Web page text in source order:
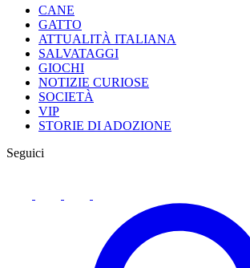
CANE
GATTO
ATTUALITÀ ITALIANA
SALVATAGGI
GIOCHI
NOTIZIE CURIOSE
SOCIETÀ
VIP
STORIE DI ADOZIONE
Seguici